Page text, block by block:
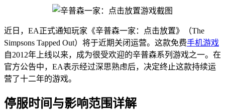
近日，EA正式通知玩家《辛普森一家：点击放置》（The
Simpsons Tapped Out）将于近期关闭运营。这款免费手机游戏
自2012年上线以来，成为很受欢迎的辛普森系列游戏之一。在
官方公告中，EA表示经过深思熟虑后，决定终止这款持续运
营了十二年的游戏。
停服时间与影响范围详解